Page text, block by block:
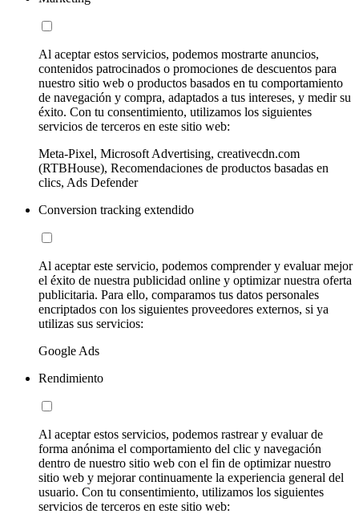
Al aceptar estos servicios, podemos mostrarte anuncios,
contenidos patrocinados o promociones de descuentos para
nuestro sitio web o productos basados en tu comportamiento
de navegación y compra, adaptados a tus intereses, y medir su
éxito. Con tu consentimiento, utilizamos los siguientes
servicios de terceros en este sitio web:
Meta-Pixel, Microsoft Advertising, creativecdn.com
(RTBHouse), Recomendaciones de productos basadas en
clics, Ads Defender
Conversion tracking extendido
Al aceptar este servicio, podemos comprender y evaluar mejor
el éxito de nuestra publicidad online y optimizar nuestra oferta
publicitaria. Para ello, comparamos tus datos personales
encriptados con los siguientes proveedores externos, si ya
utilizas sus servicios:
Google Ads
Rendimiento
Al aceptar estos servicios, podemos rastrear y evaluar de
forma anónima el comportamiento del clic y navegación
dentro de nuestro sitio web con el fin de optimizar nuestro
sitio web y mejorar continuamente la experiencia general del
usuario. Con tu consentimiento, utilizamos los siguientes
servicios de terceros en este sitio web: